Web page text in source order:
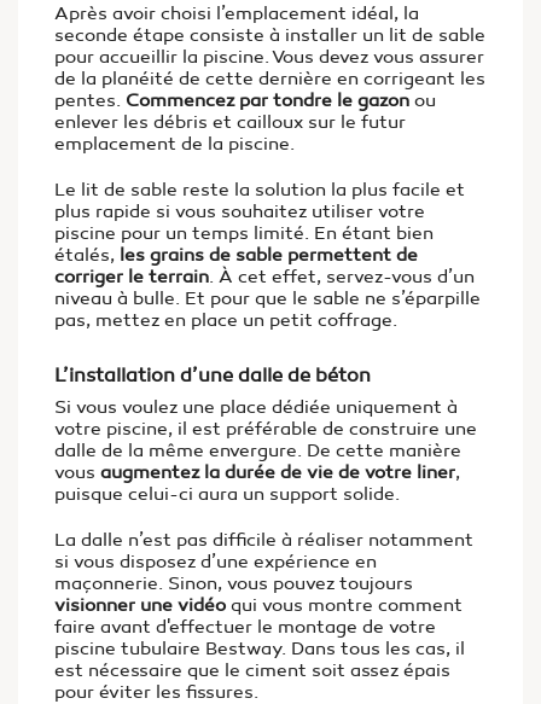
Après avoir choisi l’emplacement idéal, la
seconde étape consiste à installer un lit de sable
pour accueillir la piscine. Vous devez vous assurer
de la planéité de cette dernière en corrigeant les
pentes. Commencez par tondre le gazon ou
enlever les débris et cailloux sur le futur
emplacement de la piscine.
Le lit de sable reste la solution la plus facile et
plus rapide si vous souhaitez utiliser votre
piscine pour un temps limité. En étant bien
étalés, les grains de sable permettent de
corriger le terrain. À cet effet, servez-vous d’un
niveau à bulle. Et pour que le sable ne s’éparpille
pas, mettez en place un petit coffrage.
L’installation d’une dalle de béton
Si vous voulez une place dédiée uniquement à
votre piscine, il est préférable de construire une
dalle de la même envergure. De cette manière
vous augmentez la durée de vie de votre liner,
puisque celui-ci aura un support solide.
La dalle n’est pas difficile à réaliser notamment
si vous disposez d’une expérience en
maçonnerie. Sinon, vous pouvez toujours
visionner une vidéo qui vous montre comment
faire avant d'effectuer le montage de votre
piscine tubulaire Bestway. Dans tous les cas, il
est nécessaire que le ciment soit assez épais
pour éviter les fissures.